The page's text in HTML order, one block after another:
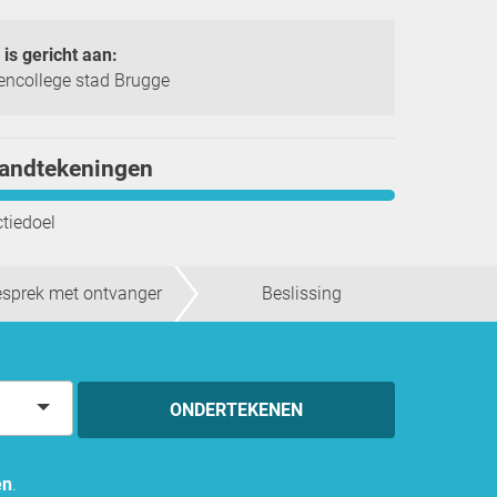
gericht aan:
stad Brugge
met ontvanger Beslissing
ONDERTEKENEN
.